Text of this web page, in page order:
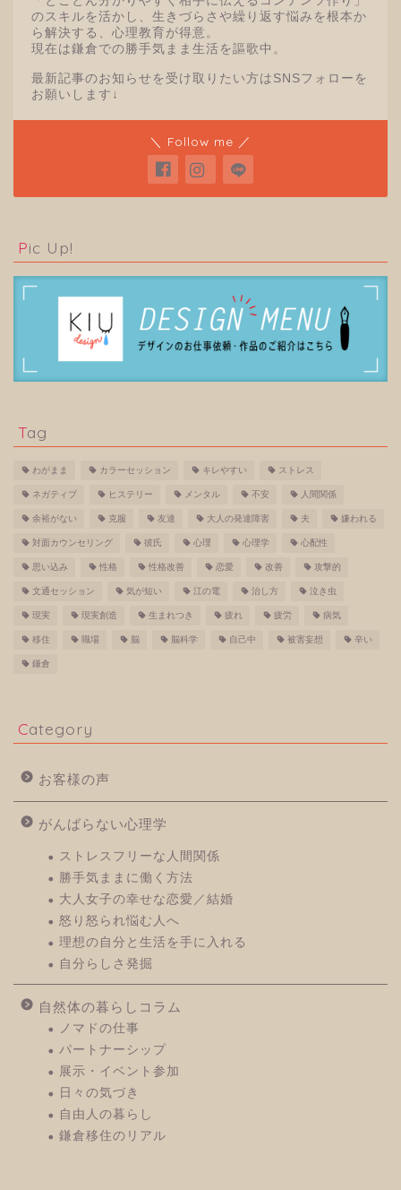
のスキルを活かし、生きづらさや繰り返す悩みを根本か
ら解決する、心理教育が得意。
現在は鎌倉での勝手気まま生活を謳歌中。
最新記事のお知らせを受け取りたい方はSNSフォローを
お願いします↓
＼ Follow me ／
Pic Up!
Tag
わがまま カラーセッション キレやすい ストレス
ネガティブ ヒステリー メンタル 不安 人間関係
余裕がない 克服 友達 大人の発達障害 夫 嫌われる
対面カウンセリング 彼氏 心理 心理学 心配性
思い込み 性格 性格改善 恋愛 改善 攻撃的
文通セッション 気が短い 江の電 治し方 泣き虫
現実 現実創造 生まれつき 疲れ 疲労 病気
移住 職場 脳 脳科学 自己中 被害妄想 辛い
鎌倉
Category
お客様の声
がんばらない心理学
ストレスフリーな人間関係
勝手気ままに働く方法
大人女子の幸せな恋愛／結婚
怒り怒られ悩む人へ
理想の自分と生活を手に入れる
自分らしさ発掘
自然体の暮らしコラム
ノマドの仕事
パートナーシップ
展示・イベント参加
日々の気づき
自由人の暮らし
鎌倉移住のリアル